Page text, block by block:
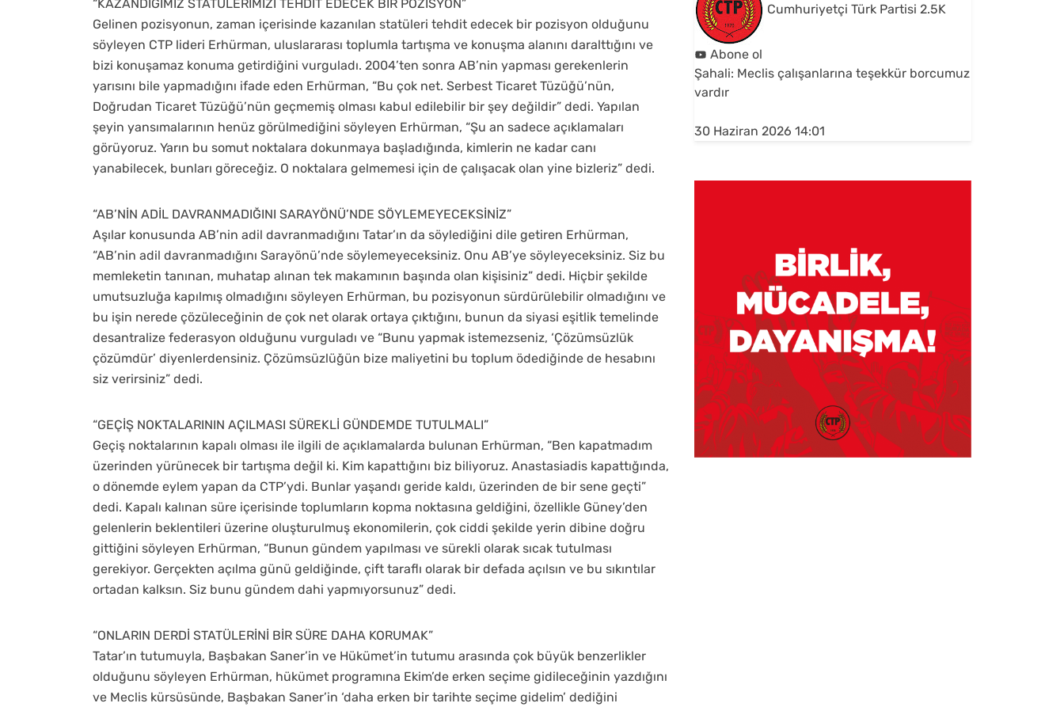
“KAZANDIĞIMIZ STATÜLERİMİZİ TEHDİT EDECEK BİR POZİSYON”
Gelinen pozisyonun, zaman içerisinde kazanılan statüleri tehdit edecek bir pozisyon olduğunu
söyleyen CTP lideri Erhürman, uluslararası toplumla tartışma ve konuşma alanını daralttığını ve
bizi konuşamaz konuma getirdiğini vurguladı. 2004’ten sonra AB’nin yapması gerekenlerin
yarısını bile yapmadığını ifade eden Erhürman, “Bu çok net. Serbest Ticaret Tüzüğü’nün,
Doğrudan Ticaret Tüzüğü’nün geçmemiş olması kabul edilebilir bir şey değildir” dedi. Yapılan
şeyin yansımalarının henüz görülmediğini söyleyen Erhürman, “Şu an sadece açıklamaları
görüyoruz. Yarın bu somut noktalara dokunmaya başladığında, kimlerin ne kadar canı
yanabilecek, bunları göreceğiz. O noktalara gelmemesi için de çalışacak olan yine bizleriz” dedi.
“AB’NİN ADİL DAVRANMADIĞINI SARAYÖNÜ’NDE SÖYLEMEYECEKSİNİZ”
Aşılar konusunda AB’nin adil davranmadığını Tatar’ın da söylediğini dile getiren Erhürman,
“AB’nin adil davranmadığını Sarayönü’nde söylemeyeceksiniz. Onu AB’ye söyleyeceksiniz. Siz bu
memleketin tanınan, muhatap alınan tek makamının başında olan kişisiniz” dedi. Hiçbir şekilde
umutsuzluğa kapılmış olmadığını söyleyen Erhürman, bu pozisyonun sürdürülebilir olmadığını ve
bu işin nerede çözüleceğinin de çok net olarak ortaya çıktığını, bunun da siyasi eşitlik temelinde
desantralize federasyon olduğunu vurguladı ve “Bunu yapmak istemezseniz, ‘Çözümsüzlük
çözümdür’ diyenlerdensiniz. Çözümsüzlüğün bize maliyetini bu toplum ödediğinde de hesabını
siz verirsiniz” dedi.
“GEÇİŞ NOKTALARININ AÇILMASI SÜREKLİ GÜNDEMDE TUTULMALI”
Geçiş noktalarının kapalı olması ile ilgili de açıklamalarda bulunan Erhürman, “Ben kapatmadım
üzerinden yürünecek bir tartışma değil ki. Kim kapattığını biz biliyoruz. Anastasiadis kapattığında,
o dönemde eylem yapan da CTP’ydi. Bunlar yaşandı geride kaldı, üzerinden de bir sene geçti”
dedi. Kapalı kalınan süre içerisinde toplumların kopma noktasına geldiğini, özellikle Güney’den
gelenlerin beklentileri üzerine oluşturulmuş ekonomilerin, çok ciddi şekilde yerin dibine doğru
gittiğini söyleyen Erhürman, “Bunun gündem yapılması ve sürekli olarak sıcak tutulması
gerekiyor. Gerçekten açılma günü geldiğinde, çift taraflı olarak bir defada açılsın ve bu sıkıntılar
ortadan kalksın. Siz bunu gündem dahi yapmıyorsunuz” dedi.
“ONLARIN DERDİ STATÜLERİNİ BİR SÜRE DAHA KORUMAK”
Tatar’ın tutumuyla, Başbakan Saner’in ve Hükümet’in tutumu arasında çok büyük benzerlikler
olduğunu söyleyen Erhürman, hükümet programına Ekim’de erken seçime gidileceğinin yazdığını
ve Meclis kürsüsünde, Başbakan Saner’in ‘daha erken bir tarihte seçime gidelim’ dediğini
Cumhuriyetçi Türk Partisi 2.5K
Abone ol
Şahali: Meclis çalışanlarına teşekkür borcumuz
vardır
30 Haziran 2026 14:01